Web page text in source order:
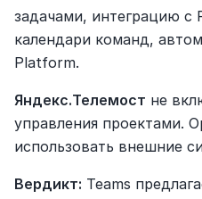
задачами, интеграцию с
календари команд,
Platform.
Яндекс.Телемост не
управления проектами.
использовать внешние
Вердикт: Teams